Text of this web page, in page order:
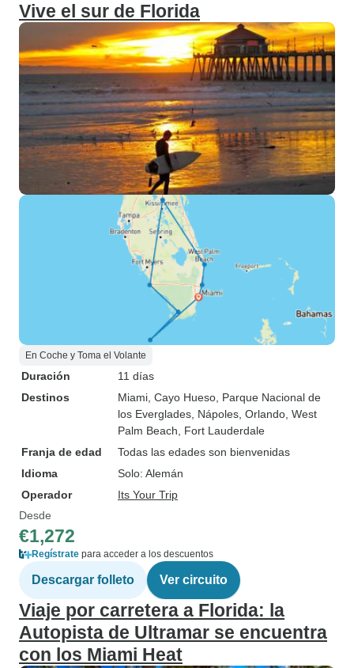
Vive el sur de Florida
En Coche y Toma el Volante
Duración
11 días
Destinos
Miami , Cayo Hueso , Parque Nacional de
los Everglades , Nápoles , Orlando , West
Palm Beach , Fort Lauderdale
Franja de edad
Todas las edades son bienvenidas
Idioma
Solo: Alemán
Operador
Its Your Trip
Desde
€1,272
Regístrate para acceder a los descuentos
Descargar folleto Ver circuito
Viaje por carretera a Florida: la
Autopista de Ultramar se encuentra
con los Miami Heat